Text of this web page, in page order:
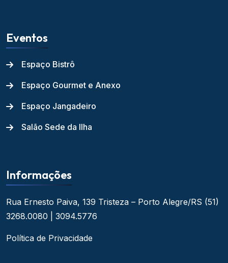
Eventos
Espaço Bistrô
Espaço Gourmet e Anexo
Espaço Jangadeiro
Salão Sede da Ilha
Informações
Rua Ernesto Paiva, 139 Tristeza – Porto Alegre/RS (51)
3268.0080 | 3094.5776
Política de Privacidade